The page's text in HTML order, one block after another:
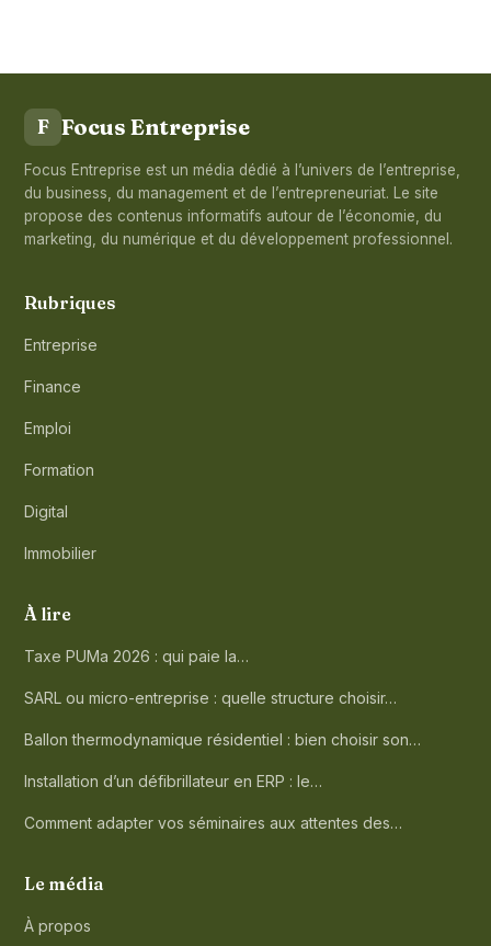
F Focus Entreprise
Focus Entreprise est un média dédié à l’univers de l’entreprise,
du business, du management et de l’entrepreneuriat. Le site
propose des contenus informatifs autour de l’économie, du
marketing, du numérique et du développement professionnel.
Rubriques
Entreprise
Finance
Emploi
Formation
Digital
Immobilier
À lire
Taxe PUMa 2026 : qui paie la…
SARL ou micro-entreprise : quelle structure choisir…
Ballon thermodynamique résidentiel : bien choisir son…
Installation d’un défibrillateur en ERP : le…
Comment adapter vos séminaires aux attentes des…
Le média
À propos